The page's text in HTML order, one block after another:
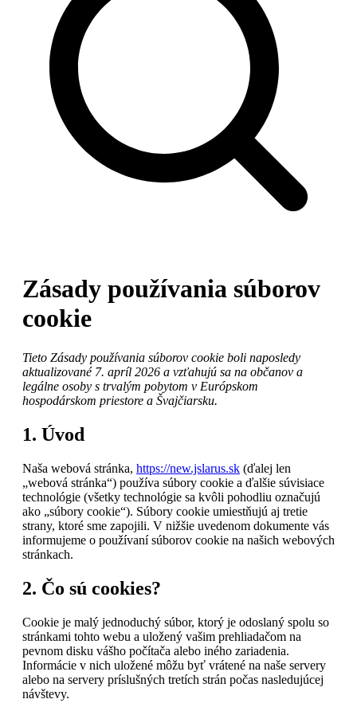
Zásady používania súborov
cookie
Tieto Zásady používania súborov cookie boli naposledy
aktualizované 7. apríl 2026 a vzťahujú sa na občanov a
legálne osoby s trvalým pobytom v Európskom
hospodárskom priestore a Švajčiarsku.
1. Úvod
Naša webová stránka, https://new.jslarus.sk (ďalej len
„webová stránka“) používa súbory cookie a ďalšie súvisiace
technológie (všetky technológie sa kvôli pohodliu označujú
ako „súbory cookie“). Súbory cookie umiestňujú aj tretie
strany, ktoré sme zapojili. V nižšie uvedenom dokumente vás
informujeme o používaní súborov cookie na našich webových
stránkach.
2. Čo sú cookies?
Cookie je malý jednoduchý súbor, ktorý je odoslaný spolu so
stránkami tohto webu a uložený vašim prehliadačom na
pevnom disku vášho počítača alebo iného zariadenia.
Informácie v nich uložené môžu byť vrátené na naše servery
alebo na servery príslušných tretích strán počas nasledujúcej
návštevy.